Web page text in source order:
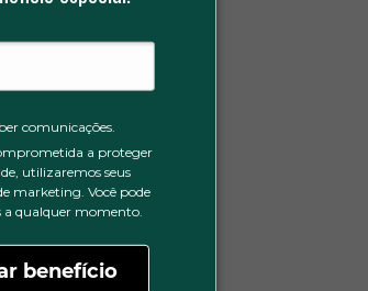
comunicações.
a proteger
utilizaremos seus
marketing. Você pode
a qualquer momento.
benefício